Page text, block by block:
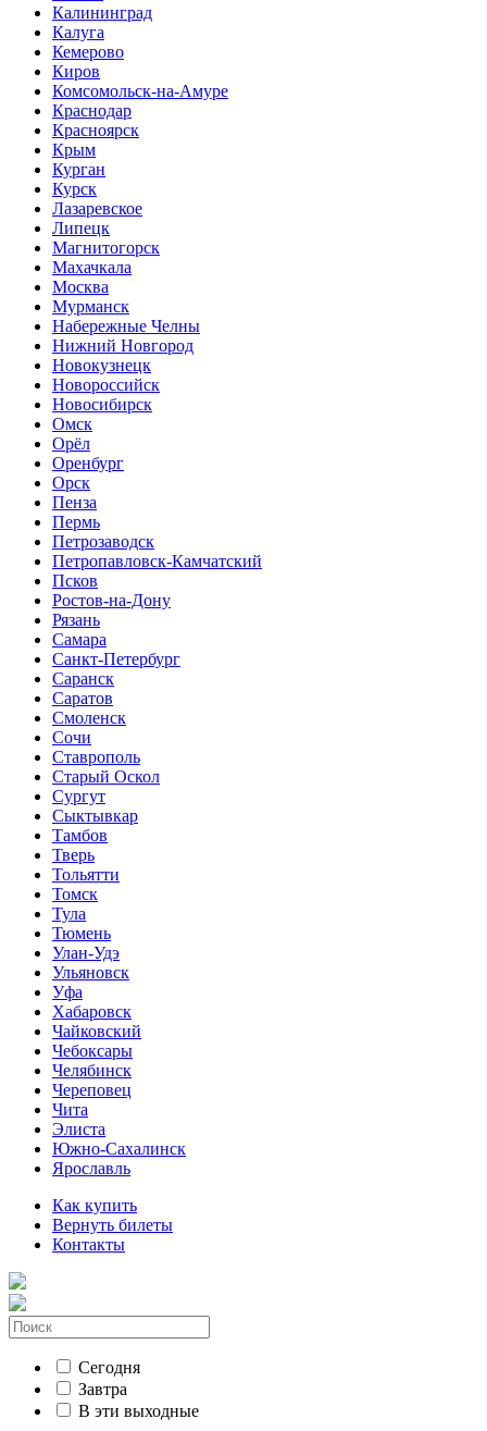
Калининград
Калуга
Кемерово
Киров
Комсомольск-на-Амуре
Краснодар
Красноярск
Крым
Курган
Курск
Лазаревское
Липецк
Магнитогорск
Махачкала
Москва
Мурманск
Набережные Челны
Нижний Новгород
Новокузнецк
Новороссийск
Новосибирск
Омск
Орёл
Оренбург
Орск
Пенза
Пермь
Петрозаводск
Петропавловск-Камчатский
Псков
Ростов-на-Дону
Рязань
Самара
Санкт-Петербург
Саранск
Саратов
Смоленск
Сочи
Ставрополь
Старый Оскол
Сургут
Сыктывкар
Тамбов
Тверь
Тольятти
Томск
Тула
Тюмень
Улан-Удэ
Ульяновск
Уфа
Хабаровск
Чайковский
Чебоксары
Челябинск
Череповец
Чита
Элиста
Южно-Сахалинск
Ярославль
Как купить
Вернуть билеты
Контакты
Сегодня
Завтра
В эти выходные